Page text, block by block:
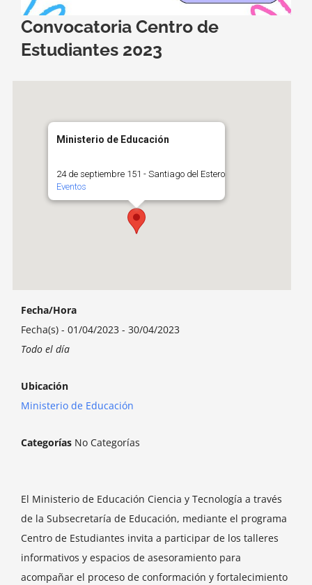
Convocatoria Centro de
Estudiantes 2023
Ministerio de Educación
24 de septiembre 151 - Santiago del Estero
Eventos
Fecha/Hora
Fecha(s) - 01/04/2023 - 30/04/2023
Todo el día
Ubicación
Ministerio de Educación
Categorías No Categorías
El Ministerio de Educación Ciencia y Tecnología a través
de la Subsecretaría de Educación, mediante el programa
Centro de Estudiantes invita a participar de los talleres
informativos y espacios de asesoramiento para
acompañar el proceso de conformación y fortalecimiento